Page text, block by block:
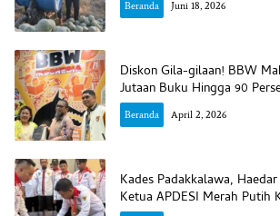
Beranda Juni 18, 2026
Diskon Gila-gilaan! BBW
Jutaan Buku Hingga 90
Beranda April 2, 2026
Kades Padakkalawa,
Ketua APDESI Merah Putih